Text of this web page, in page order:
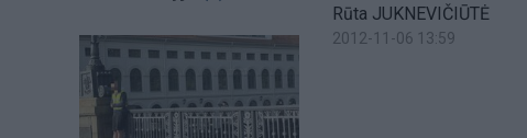
Rūta JUKNEVIČIŪTĖ
2012-11-06 13:59